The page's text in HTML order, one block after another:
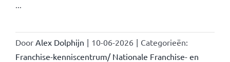
...
Door Alex Dolphijn | 10-06-2026 | Categorieën:
Franchise-kenniscentrum/ Nationale Franchise- en